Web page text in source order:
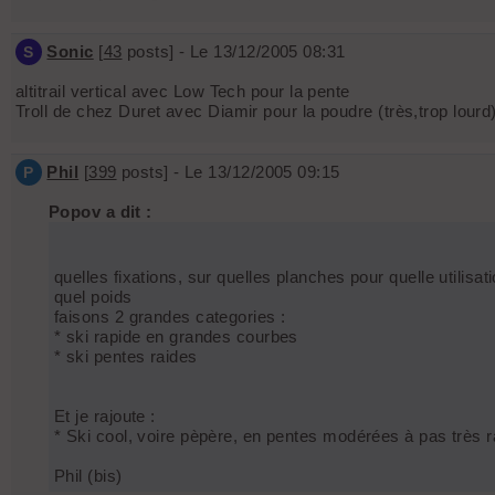
S Sonic [43 posts] - Le 13/12/2005 08:31
altitrail vertical avec Low Tech pour la pente
Troll de chez Duret avec Diamir pour la poudre (très,trop
P Phil [399 posts] - Le 13/12/2005 09:15
Popov a dit :
quelles fixations, sur quelles planches pour quelle
quel poids
faisons 2 grandes categories :
* ski rapide en grandes courbes
* ski pentes raides
Et je rajoute :
* Ski cool, voire pèpère, en pentes modérées à pas très
Phil (bis)